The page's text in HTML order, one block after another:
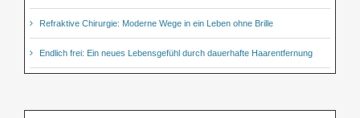
Refraktive Chirurgie: Moderne Wege in ein Leben ohne Brille
Endlich frei: Ein neues Lebensgefühl durch dauerhafte Haarentfernung